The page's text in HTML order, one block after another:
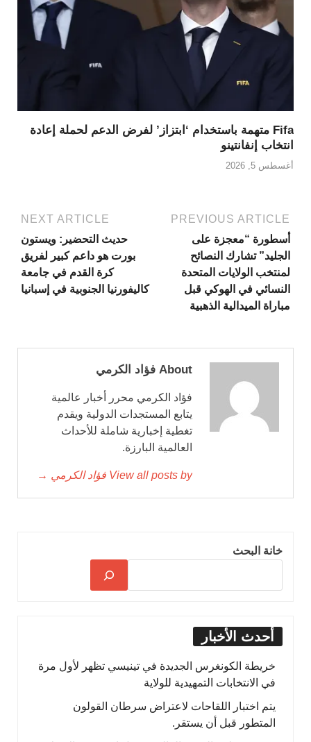
Fifa متهمة باستخدام ‘ابتزاز’ لفرض الدعم لحملة إعادة
انتخاب إنفانتينو
أغسطس 5, 2026
PREVIOUS ARTICLE
أسطورة “معجزة على
الجليد” تشارك النصائح
لمنتخب الولايات المتحدة
النسائي في الهوكي قبل
مباراة الميدالية الذهبية
NEXT ARTICLE
حديث التحضير: ويستون
بورت هو داعم كبير لفريق
كرة القدم في جامعة
كاليفورنيا الجنوبية في إسبانيا
About فؤاد الكرمي
فؤاد الكرمي محرر أخبار عالمية
يتابع المستجدات الدولية ويقدم
تغطية إخبارية شاملة للأحداث
العالمية البارزة.
View all posts by فؤاد الكرمي →
خانة البحث
أحدث الأخبار
خريطة الكونغرس الجديدة في تينيسي تظهر لأول مرة
في الانتخابات التمهيدية للولاية
يتم اختبار اللقاحات لاعتراض سرطان القولون
المتطور قبل أن يستقر.